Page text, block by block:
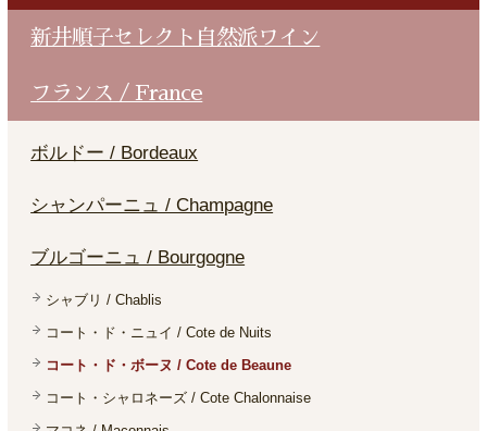
新井順子セレクト自然派ワイン
フランス / France
ボルドー / Bordeaux
シャンパーニュ / Champagne
ブルゴーニュ / Bourgogne
シャブリ / Chablis
コート・ド・ニュイ / Cote de Nuits
コート・ド・ボーヌ / Cote de Beaune
コート・シャロネーズ / Cote Chalonnaise